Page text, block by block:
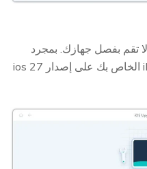
لا تقم بفصل جهازك. بمجرد
الانتهاء، سيتم إعادة تشغيل iPhone الخاص بك على إصدار ios 27